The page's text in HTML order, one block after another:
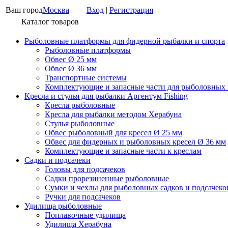
Ваш городМосква Вход | Регистрация
Каталог товаров
Рыболовные платформы для фидерной рыбалки и спорта
Рыболовные платформы
Обвес Ø 25 мм
Обвес Ø 36 мм
Транспортные системы
Комплектующие и запасные части для рыболовных
Кресла и стулья для рыбалки Аргентум Fishing
Кресла рыболовные
Кресла для рыбалки методом Херабуна
Стулья рыболовные
Обвес рыболовный для кресел Ø 25 мм
Обвес для фидерных и рыболовных кресел Ø 36 мм
Комплектующие и запасные части к креслам
Садки и подсачеки
Головы для подсачеков
Садки прорезиненные рыболовные
Сумки и чехлы для рыболовных садков и
Ручки для подсачеков
Удилища рыболовные
Поплавочные удилища
Удилища Херабуна